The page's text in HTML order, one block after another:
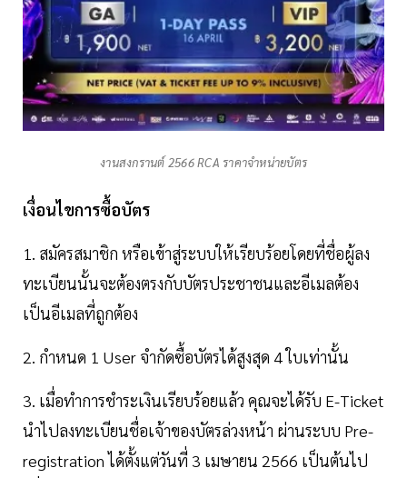
งานสงกรานต์ 2566 RCA ราคาจำหน่ายบัตร
เงื่อนไขการซื้อบัตร
1. สมัครสมาชิก หรือเข้าสู่ระบบให้เรียบร้อยโดยที่ชื่อผู้ลง
ทะเบียนนั้นจะต้องตรงกับบัตรประชาชนและอีเมลต้อง
เป็นอีเมลที่ถูกต้อง
2. กำหนด 1 User จำกัดซื้อบัตรได้สูงสุด 4 ใบเท่านั้น
3. เมื่อทำการชำระเงินเรียบร้อยแล้ว คุณจะได้รับ E-Ticket
นำไปลงทะเบียนชื่อเจ้าของบัตรล่วงหน้า ผ่านระบบ Pre-
registration ได้ตั้งแต่วันที่ 3 เมษายน 2566 เป็นต้นไป